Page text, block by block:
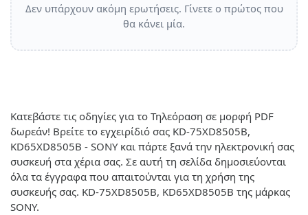
Δεν υπάρχουν ακόμη ερωτήσεις. Γίνετε ο πρώτος που
θα κάνει μία.
Κατεβάστε τις οδηγίες για το Τηλεόραση σε μορφή PDF
δωρεάν! Βρείτε το εγχειρίδιό σας KD-75XD8505B,
KD65XD8505B - SONY και πάρτε ξανά την ηλεκτρονική σας
συσκευή στα χέρια σας. Σε αυτή τη σελίδα δημοσιεύονται
όλα τα έγγραφα που απαιτούνται για τη χρήση της
συσκευής σας. KD-75XD8505B, KD65XD8505B της μάρκας
SONY.